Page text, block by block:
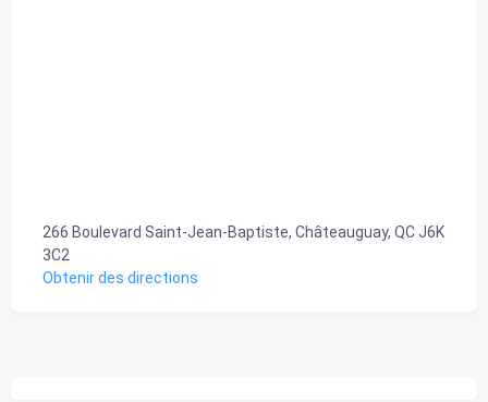
266 Boulevard Saint-Jean-Baptiste, Châteauguay, QC J6K
3C2
Obtenir des directions